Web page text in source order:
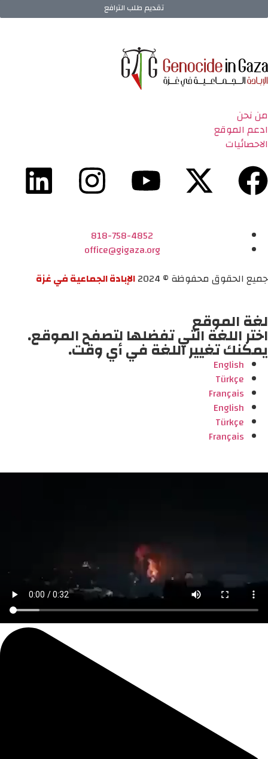
تقديم طلب الترافع
من نحن
ادعم الموقع
الاحصائيات
818-758-4852
office@gigaza.org
جميع الحقوق محفوظة © 2024
الإبادة الجماعية في غزة
لغة الموقع
اختر اللغة التي تفضلها لتصفح الموقع.
يمكنك تغيير اللغة في أي وقت.
English
Türkçe
Français
English
Türkçe
Français